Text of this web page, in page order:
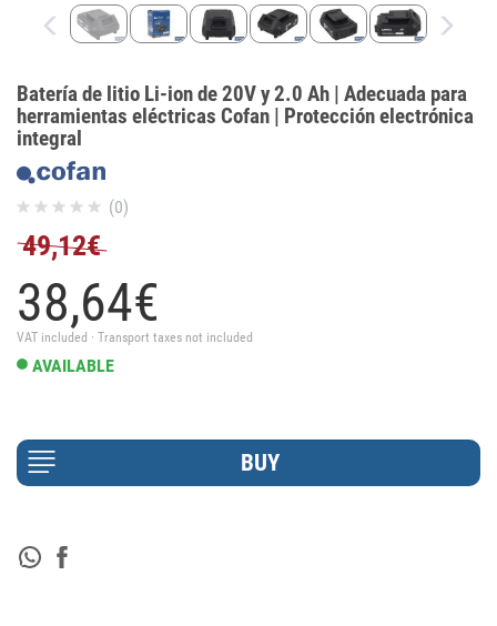
Batería de litio Li-ion de 20V y 2.0 Ah | Adecuada para
herramientas eléctricas Cofan | Protección electrónica
integral
(0)
49,12€
38,64€
VAT included · Transport taxes not included
AVAILABLE